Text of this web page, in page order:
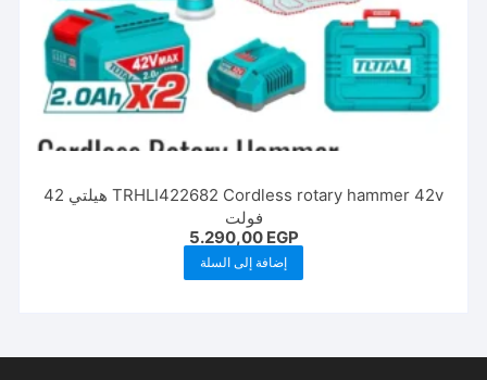
TRHLI422682 Cordless rotary hammer 42v هيلتي 42
فولت
5.290,00 EGP
إضافة إلى السلة